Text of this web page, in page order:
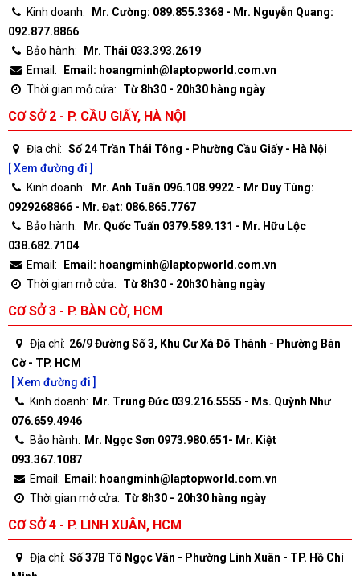
Kinh doanh:
Mr. Cường: 089.855.3368 - Mr. Nguyễn Quang:
092.877.8866
Bảo hành:
Mr. Thái 033.393.2619
Email:
Email: hoangminh@laptopworld.com.vn
Thời gian mở cửa:
Từ 8h30 - 20h30 hàng ngày
CƠ SỞ 2 - P. CẦU GIẤY, HÀ NỘI
Địa chỉ: Số 24 Trần Thái Tông - Phường Cầu Giấy - Hà Nội
[ Xem đường đi ]
Kinh doanh:
Mr. Anh Tuấn 096.108.9922 - Mr Duy Tùng:
0929268866 - Mr. Đạt: 086.865.7767
Bảo hành:
Mr. Quốc Tuấn 0379.589.131 - Mr. Hữu Lộc
038.682.7104
Email:
Email: hoangminh@laptopworld.com.vn
Thời gian mở cửa:
Từ 8h30 - 20h30 hàng ngày
CƠ SỞ 3 - P. BÀN CỜ, HCM
Địa chỉ: 26/9 Đường Số 3, Khu Cư Xá Đô Thành - Phường Bàn
Cờ - TP. HCM
[ Xem đường đi ]
Kinh doanh: Mr. Trung Đức 039.216.5555 - Ms. Quỳnh Như
076.659.4946
Bảo hành: Mr. Ngọc Sơn 0973.980.651- Mr. Kiệt
093.367.1087
Email: Email: hoangminh@laptopworld.com.vn
Thời gian mở cửa: Từ 8h30 - 20h30 hàng ngày
CƠ SỞ 4 - P. LINH XUÂN, HCM
Địa chỉ: Số 37B Tô Ngọc Vân - Phường Linh Xuân - TP. Hồ Chí